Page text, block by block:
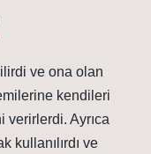
ve ona olan
kendileri
verirlerdi. Ayrıca
kullanılırdı ve